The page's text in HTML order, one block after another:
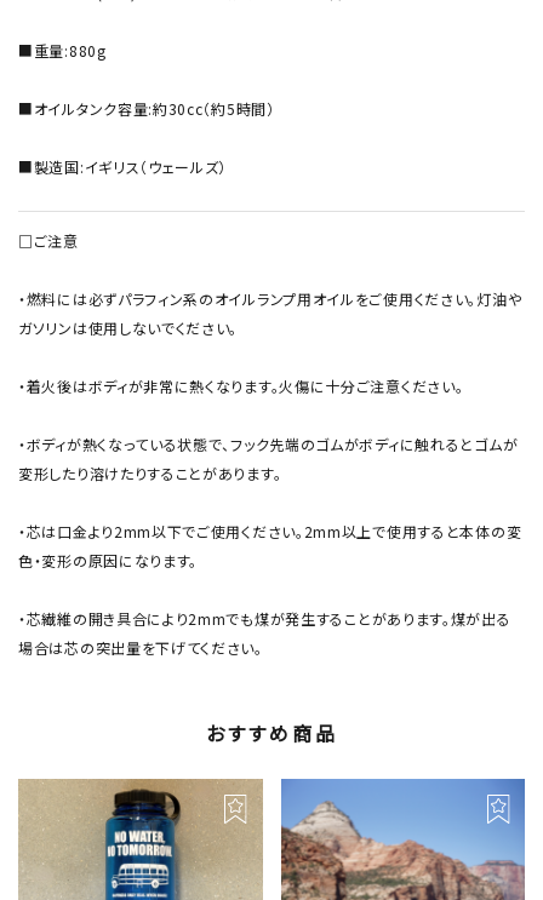
■重量:880g
■オイルタンク容量:約30cc（約5時間）
■製造国:イギリス（ウェールズ）
□ご注意
・燃料には必ずパラフィン系のオイルランプ用オイルをご使用ください。灯油や
ガソリンは使用しないでください。
・着火後はボディが非常に熱くなります。火傷に十分ご注意ください。
・ボディが熱くなっている状態で、フック先端のゴムがボディに触れるとゴムが
変形したり溶けたりすることがあります。
・芯は口金より2mm以下でご使用ください。2mm以上で使用すると本体の変
色・変形の原因になります。
・芯繊維の開き具合により2mmでも煤が発生することがあります。煤が出る
場合は芯の突出量を下げてください。
おすすめ商品